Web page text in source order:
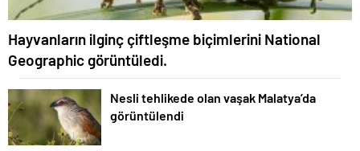
Hayvanların ilginç çiftleşme biçimlerini National
Geographic görüntüledi.
Nesli tehlikede olan vaşak Malatya’da
görüntülendi